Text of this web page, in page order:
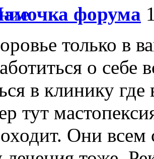
форума
только в
о
в клинику
тут
Они всем